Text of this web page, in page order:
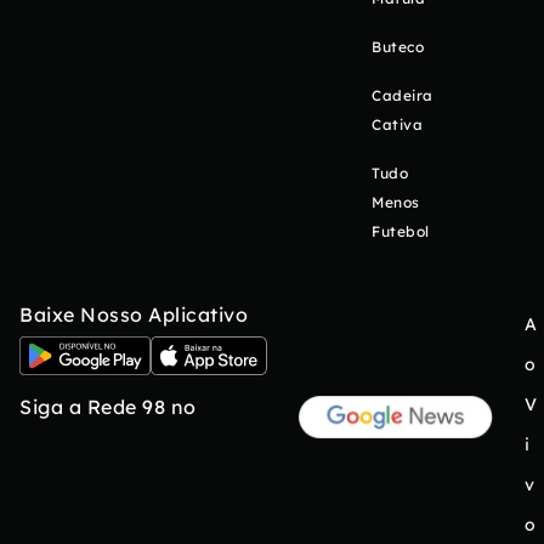
Buteco
Cadeira
Cativa
Tudo
Menos
Futebol
Baixe Nosso Aplicativo
Siga a Rede 98 no
A
o
V
i
v
o